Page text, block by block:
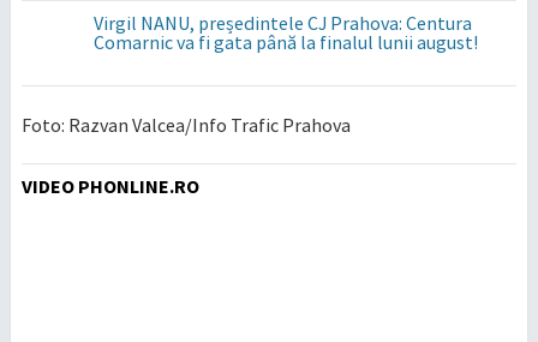
Virgil NANU, președintele CJ Prahova: Centura
Comarnic va fi gata până la finalul lunii august!
Foto: Razvan Valcea/Info Trafic Prahova
VIDEO PHONLINE.RO